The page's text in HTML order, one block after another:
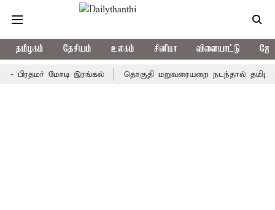
தமிழகம் தேசியம் உலகம் சினிமா விளையாட்டு
மோடி இரங்கல் தொகுதி மறுவரையறை நடந்தால் தமிழக